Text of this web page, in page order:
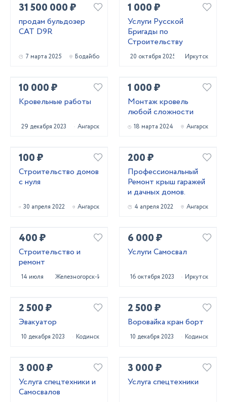
31 500 000 ₽
продам бульдозер
CAT D9R
7 марта 2025 Бодайбо
1 000 ₽
Услуги Русской
Бригады по
Строительству
20 октября 2025 Иркутск
10 000 ₽
Кровельные работы
29 декабря 2023 Ангарск
1 000 ₽
Монтаж кровель
любой сложности
18 марта 2024 Ангарск
100 ₽
Строительство домов
с нуля
30 апреля 2022 Ангарск
200 ₽
Профессиональный
Ремонт крыш гаражей
и дачных домов.
4 апреля 2022 Ангарск
400 ₽
Строительство и
ремонт
14 июля 2022Железногорск-Илимский
6 000 ₽
Услуги Самосвал
16 октября 2023 Иркутск
2 500 ₽
Эвакуатор
10 декабря 2023 Кодинск
2 500 ₽
Воровайка кран борт
10 декабря 2023 Кодинск
3 000 ₽
Услуга спецтехники и
Самосвалов
3 000 ₽
Услуга спецтехники